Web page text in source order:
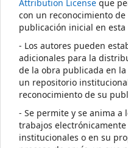
Attribution License que
con un reconocimiento
publicación inicial en esta
- Los autores pueden
adicionales para la
de la obra publicada en
un repositorio
reconocimiento de su
- Se permite y se anima
trabajos
institucionales o en su